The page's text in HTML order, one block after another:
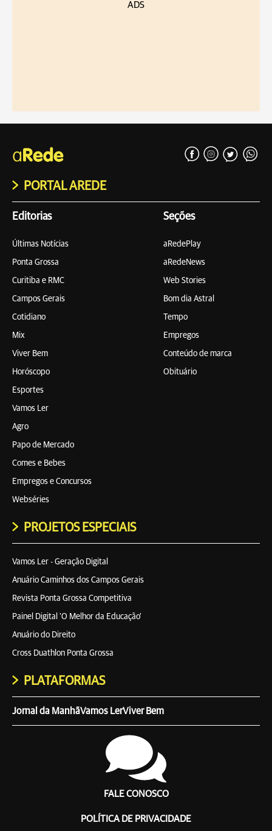
ADS
PORTAL AREDE
Editorias
Últimas Notícias
Ponta Grossa
Curitiba e RMC
Campos Gerais
Cotidiano
Mix
Viver Bem
Horóscopo
Esportes
Vamos Ler
Agro
Papo de Mercado
Comes e Bebes
Empregos e Concursos
Webséries
Seções
aRedePlay
aRedeNews
Web Stories
Bom dia Astral
Tempo
Empregos
Conteúdo de marca
Obituário
PROJETOS ESPECIAIS
Vamos Ler - Geração Digital
Anuário Caminhos dos Campos Gerais
Revista Ponta Grossa Competitiva
Painel Digital 'O Melhor da Educação'
Anuário do Direito
Cross Duathlon Ponta Grossa
PLATAFORMAS
Jornal da ManhãVamos LerViver Bem
FALE CONOSCO
POLÍTICA DE PRIVACIDADE